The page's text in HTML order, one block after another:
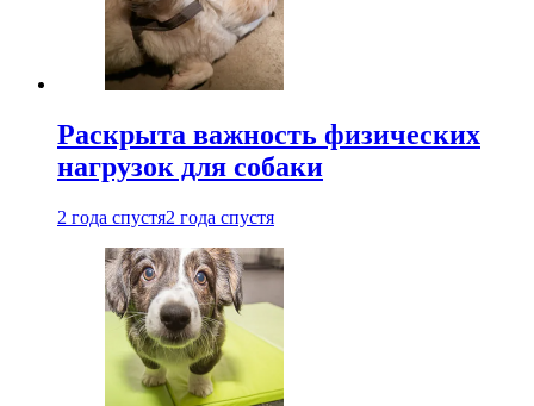
Раскрыта важность физических
нагрузок для собаки
2 года спустя2 года спустя